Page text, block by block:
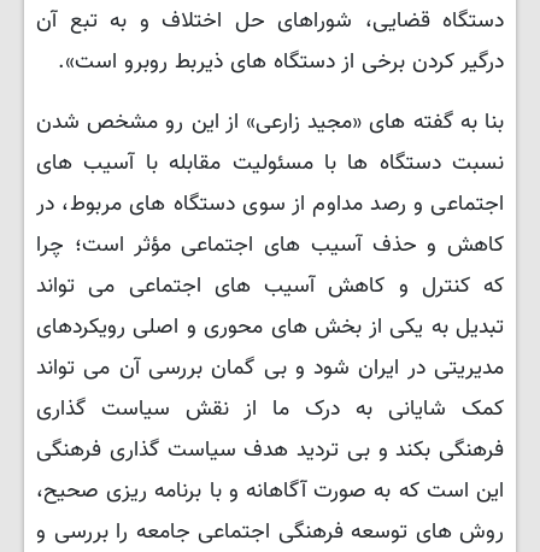
دستگاه قضایی، شوراهای حل اختلاف و به تبع آن
درگیر کردن برخی از دستگاه های ذیربط روبرو است».
بنا به گفته های «مجید زارعی» از این رو مشخص شدن
نسبت دستگاه‌ ها با مسئولیت مقابله با آسیب ‌های
اجتماعی و رصد مداوم از سوی دستگاه‌ های مربوط، در
کاهش و حذف آسیب‌ های اجتماعی مؤثر است؛ چرا
که کنترل و کاهش آسیب های اجتماعی می تواند
تبدیل به یکی از بخش های محوری و اصلی رویکردهای
مدیریتی در ایران شود و بی گمان بررسی آن می تواند
کمک شایانی به درک ما از نقش سیاست گذاری
فرهنگی بکند و بی تردید هدف سیاست گذاری فرهنگی
این است که به صورت آگاهانه و با برنامه ریزی صحیح،
روش های توسعه فرهنگی اجتماعی جامعه را بررسی و